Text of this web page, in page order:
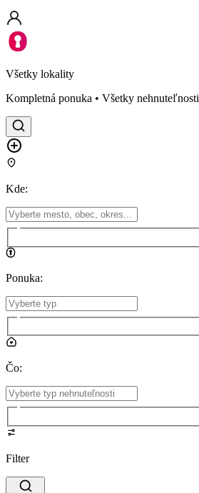
Všetky lokality
Kompletná ponuka • Všetky nehnuteľnosti
Kde:
Ponuka:
Čo:
Filter